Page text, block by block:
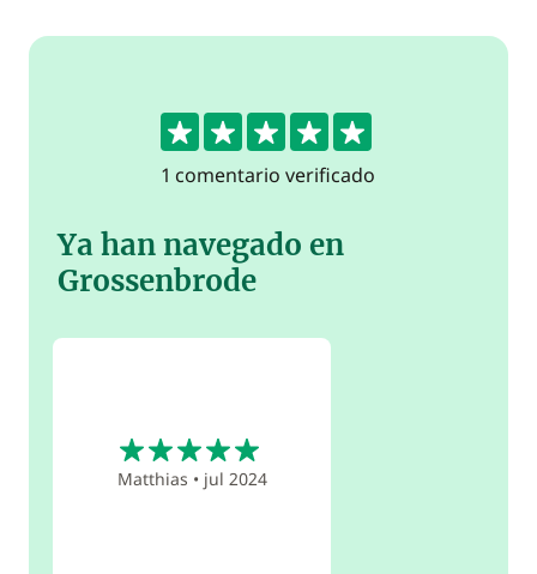
5
1 comentario verificado
Ya han navegado en
Grossenbrode
Matthias • jul 2024